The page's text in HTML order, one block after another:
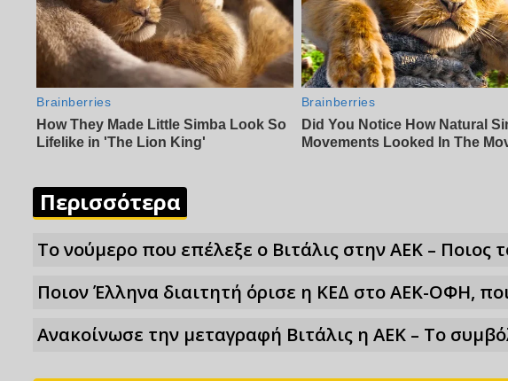
Περισσότερα
Το νούμερο που επέλεξε ο Βιτάλις στην ΑΕΚ – Ποιος
Ποιον Έλληνα διαιτητή όρισε η ΚΕΔ στο ΑΕΚ-ΟΦΗ,
Ανακοίνωσε την μεταγραφή Βιτάλις η ΑΕΚ – Το